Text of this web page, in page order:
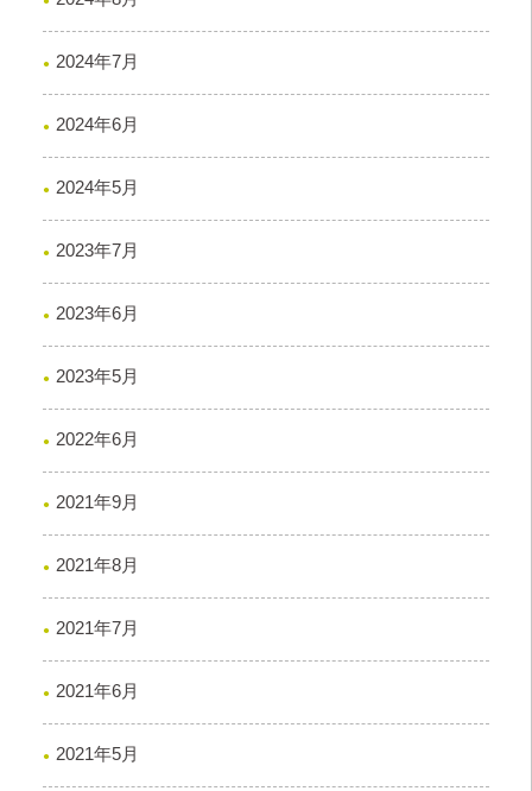
2024年7月
2024年6月
2024年5月
2023年7月
2023年6月
2023年5月
2022年6月
2021年9月
2021年8月
2021年7月
2021年6月
2021年5月